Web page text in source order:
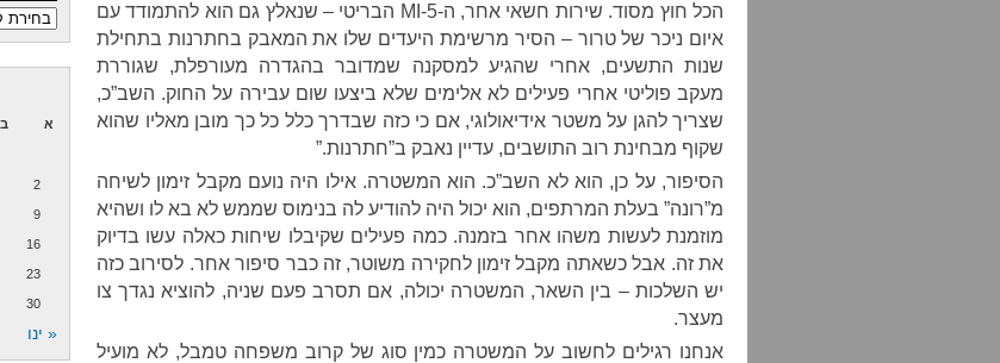
הכל חוץ מסוד. שירות חשאי אחר, ה-MI-5 הבריטי – שנאלץ גם הוא להתמודד עם
איום ניכר של טרור – הסיר מרשימת היעדים שלו את המאבק בחתרנות בתחילת
שנות התשעים, אחרי שהגיע למסקנה שמדובר בהגדרה מעורפלת, שגוררת
מעקב פוליטי אחרי פעילים לא אלימים שלא ביצעו שום עבירה על החוק. השב”כ,
שצריך להגן על משטר אידיאולוגי, אם כי כזה שבדרך כלל כל כך מובן מאליו שהוא
שקוף מבחינת רוב התושבים, עדיין נאבק ב”חתרנות.”
הסיפור, על כן, הוא לא השב”כ. הוא המשטרה. אילו היה נועם מקבל זימון לשיחה
מ”רונה” בעלת המרתפים, הוא יכול היה להודיע לה בנימוס שממש לא בא לו ושהיא
מוזמנת לעשות משהו אחר בזמנה. כמה פעילים שקיבלו שיחות כאלה עשו בדיוק
את זה. אבל כשאתה מקבל זימון לחקירה משוטר, זה כבר סיפור אחר. לסירוב כזה
יש השלכות – בין השאר, המשטרה יכולה, אם תסרב פעם שניה, להוציא נגדך צו
מעצר.
אנחנו רגילים לחשוב על המשטרה כמין סוג של קרוב משפחה טמבל, לא מועיל
א ב
2
9
16
23
30
« ינו